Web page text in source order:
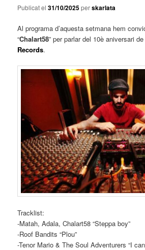
Publicat el31/10/2025perskarlata
Al programa d’aquesta setmana hem
“Chalart58” per parlar del 10è aniversari de
Records.
Tracklist:
-Matah, Adala, Chalart58 “Steppa boy”
-Roof Bandits “Plou”
-Tenor Mario & The Soul Adventurers “I